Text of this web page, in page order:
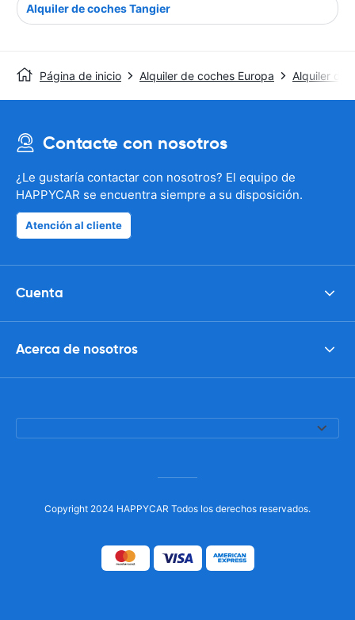
Alquiler de coches Tangier
Página de inicio Alquiler de coches Europa Alquiler de
Contacte con nosotros
¿Le gustaría contactar con nosotros? El equipo de
HAPPYCAR se encuentra siempre a su disposición.
Atención al cliente
Cuenta
Acerca de nosotros
Copyright 2024 HAPPYCAR Todos los derechos reservados.